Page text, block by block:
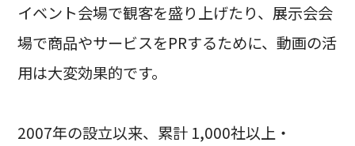
イベント会場で観客を盛り上げたり、展示会会
場で商品やサービスをPRするために、動画の活
用は大変効果的です。
2007年の設立以来、累計 1,000社以上・